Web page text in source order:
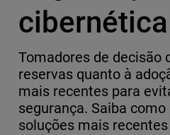
cibernética
Tomadores de decisão
reservas quanto à
mais recentes para
segurança. Saiba
soluções mais